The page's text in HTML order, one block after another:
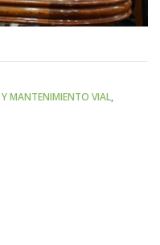
MANTENIMIENTO VIAL,